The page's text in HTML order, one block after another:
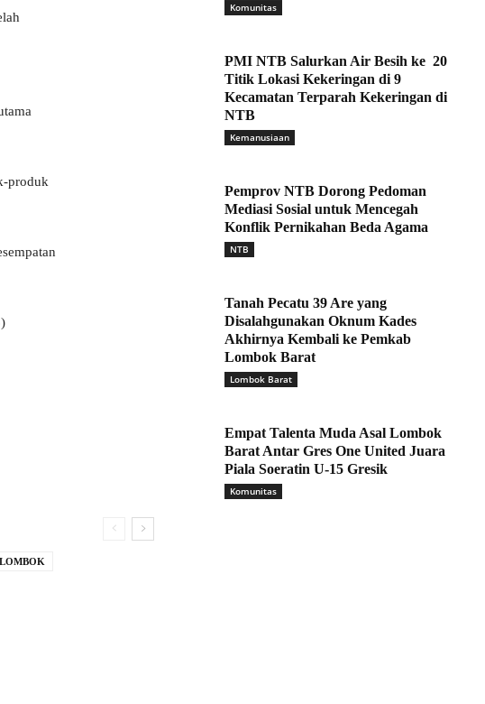
produk
Komunitas
PMI NTB Salurkan Air Besih ke 20
Titik Lokasi Kekeringan di 9
Kecamatan Terparah Kekeringan di
NTB
Kemanusiaan
Pemprov NTB Dorong Pedoman
Mediasi Sosial untuk Mencegah
Konflik Pernikahan Beda Agama
NTB
Tanah Pecatu 39 Are yang
Disalahgunakan Oknum Kades
Akhirnya Kembali ke Pemkab
Lombok Barat
Lombok Barat
Empat Talenta Muda Asal Lombok
Barat Antar Gres One United Juara
Piala Soeratin U-15 Gresik
Komunitas